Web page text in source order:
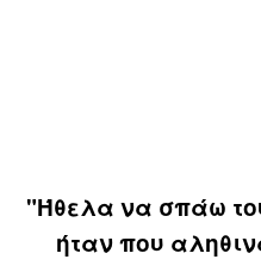
"Ήθελα να σπάω
ήταν που